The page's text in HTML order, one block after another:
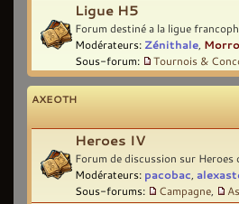
Ligue H5
Forum destiné a la ligue
Modérateurs: Zénithale
Sous-forum:
Tournois &
AXEOTH
Heroes IV
Forum de discussion sur
Modérateurs: pacobac
Sous-forums:
Campagne